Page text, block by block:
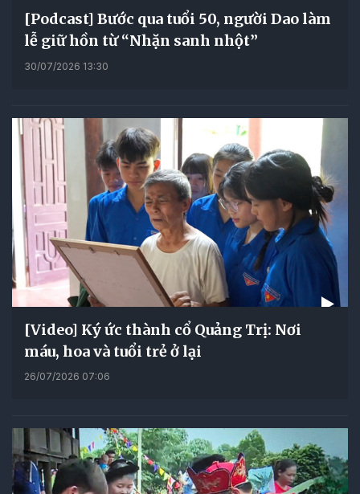
[Podcast] Bước qua tuổi 50, người Dao làm
lễ giữ hồn từ “Nhặn sanh nhột”
30/07/2026 13:30
[Video] Ký ức thành cổ Quảng Trị: Nơi
máu, hoa và tuổi trẻ ở lại
26/07/2026 07:06